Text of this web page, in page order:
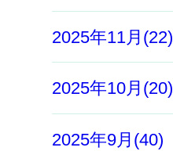
2025年11月(22)
2025年10月(20)
2025年9月(40)